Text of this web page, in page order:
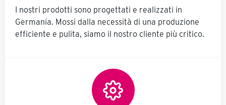
I nostri prodotti sono progettati e realizzati in
Germania. Mossi dalla necessità di una produzione
efficiente e pulita, siamo il nostro cliente più critico.